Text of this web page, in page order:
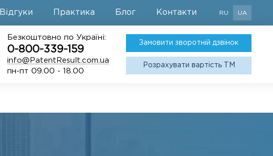
Відгуки Практика Блог Контакти RU UA
Безкоштовно по Україні:
0-800-339-159
info@PatentResult.com.ua
пн-пт 09.00 - 18.00
Замовити зворотній дзвінок
Розрахувати вартість ТМ